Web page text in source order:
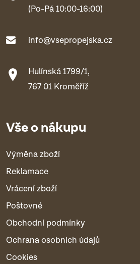
(Po-Pá 10:00-16:00)
info@vsepropejska.cz
Hulínská 1799/1,
767 01 Kroměříž
Vše o nákupu
Výměna zboží
Reklamace
Vrácení zboží
Poštovné
Obchodní podmínky
Ochrana osobních údajů
Cookies